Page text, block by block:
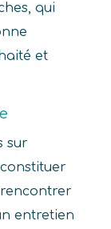
qui
et
sur
entretien